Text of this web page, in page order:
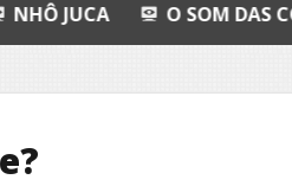
O SOM DAS CORES